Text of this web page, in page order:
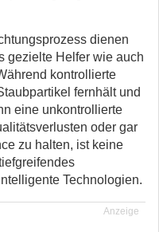
dienen
gezielte Helfer wie auch
kontrollierte
fernhält und
eine unkontrollierte
oder gar
zu halten, ist keine
Technologien.
Anzeige